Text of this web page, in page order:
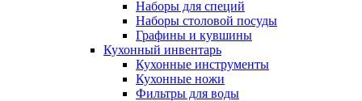
Наборы для специй
Наборы столовой посуды
Графины и кувшины
Кухонный инвентарь
Кухонные инструменты
Кухонные ножи
Фильтры для воды